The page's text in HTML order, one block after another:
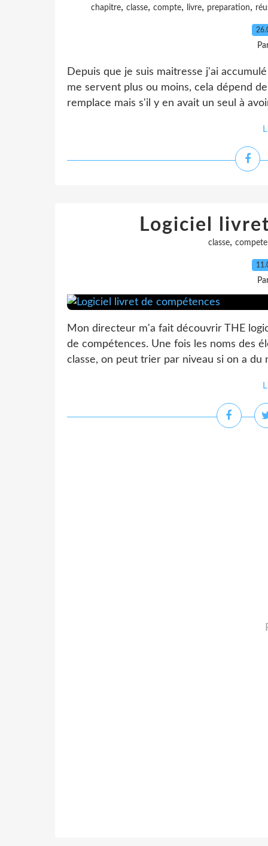
chapitre, classe, compte, livre, preparation,
Depuis que je suis maitresse j'ai
me servent plus ou moins, cela dépend
remplace mais s'il y en avait un seul à
Logiciel
classe,
Mon directeur m'a fait découvrir THE
de compétences. Une fois les noms des
classe, on peut trier par niveau si on a